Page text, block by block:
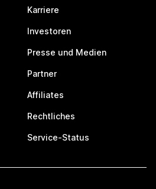
Karriere
Investoren
Presse und Medien
Partner
Affiliates
Rechtliches
Service-Status